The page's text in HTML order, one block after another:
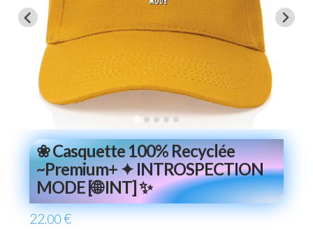
❀ Casquette 100% Recyclée
~Premium+ ✦ INTROSPECTION
MODE [🌐 INT] ✨
22.00 €